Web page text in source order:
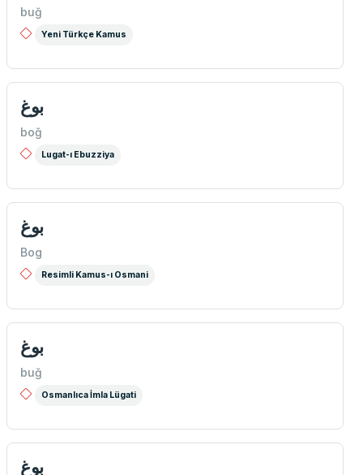
buğ
Yeni Türkçe Kamus
بوغ
boğ
Lugat-ı Ebuzziya
بوغ
Bog
Resimli Kamus-ı Osmani
بوغ
buğ
Osmanlıca İmla Lügati
بوغ